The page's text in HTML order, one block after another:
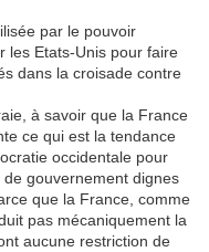
par le pouvoir
les Etats-Unis pour faire
dans la croisade contre
à savoir que la France
ce qui est la tendance
occidentale pour
gouvernement dignes
que la France, comme
pas mécaniquement la
aucune restriction de